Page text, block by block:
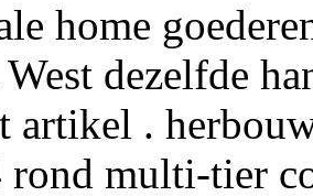
home
dezelfde
artikel .
rond multi-tier